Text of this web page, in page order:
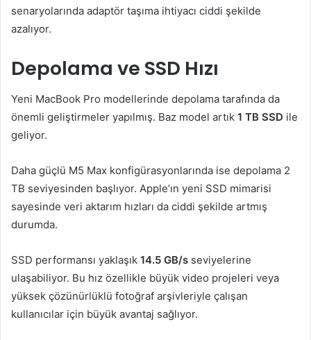
senaryolarında adaptör taşıma ihtiyacı ciddi şekilde
azalıyor.
Depolama ve SSD Hızı
Yeni MacBook Pro modellerinde depolama tarafında da
önemli geliştirmeler yapılmış. Baz model artık 1 TB SSD ile
geliyor.
Daha güçlü M5 Max konfigürasyonlarında ise depolama 2
TB seviyesinden başlıyor. Apple’ın yeni SSD mimarisi
sayesinde veri aktarım hızları da ciddi şekilde artmış
durumda.
SSD performansı yaklaşık 14.5 GB/s seviyelerine
ulaşabiliyor. Bu hız özellikle büyük video projeleri veya
yüksek çözünürlüklü fotoğraf arşivleriyle çalışan
kullanıcılar için büyük avantaj sağlıyor.